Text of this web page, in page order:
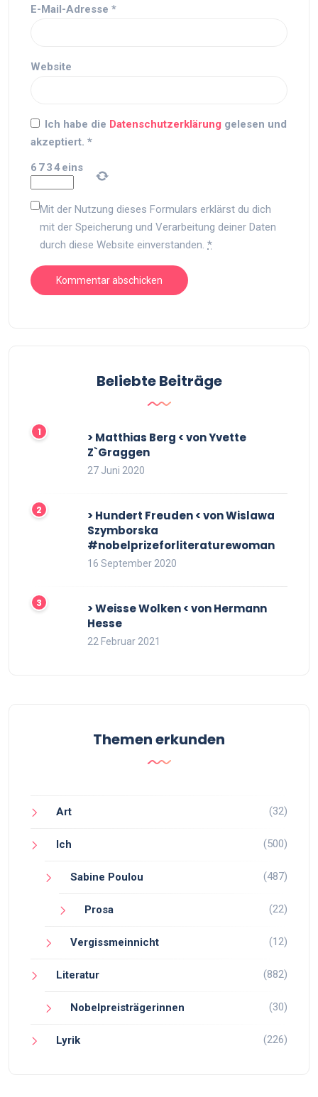
E-Mail-Adresse *
Website
Ich habe die Datenschutzerklärung gelesen und
akzeptiert. *
6 734eins
Mit der Nutzung dieses Formulars erklärst du dich
mit der Speicherung und Verarbeitung deiner Daten
durch diese Website einverstanden. *
Beliebte Beiträge
> Matthias Berg < von Yvette
Z`Graggen
27 Juni 2020
> Hundert Freuden < von Wislawa
Szymborska
#nobelprizeforliteraturewoman
16 September 2020
> Weisse Wolken < von Hermann
Hesse
22 Februar 2021
Themen erkunden
Art (32)
Ich (500)
Sabine Poulou (487)
Prosa (22)
Vergissmeinnicht (12)
Literatur (882)
Nobelpreisträgerinnen (30)
Lyrik (226)